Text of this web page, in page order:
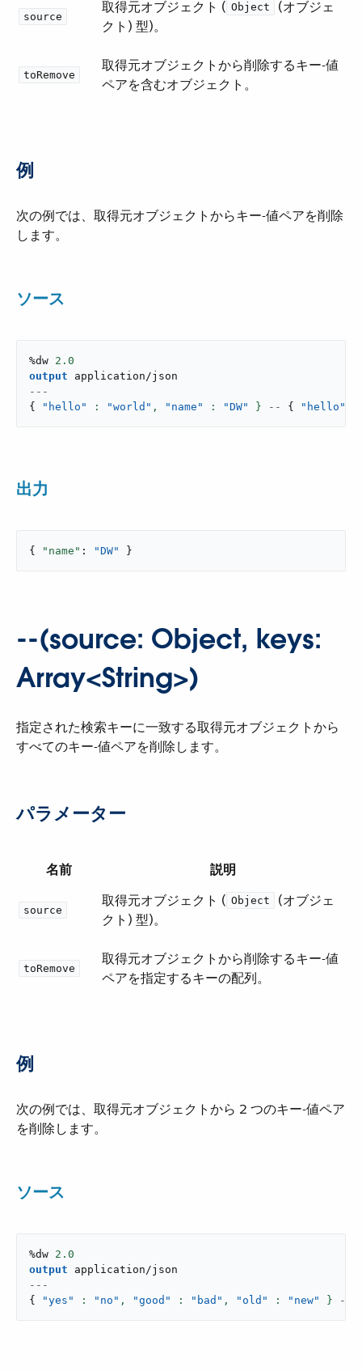
source
取得元オブジェクト (​ Object
​ (オブジェ
クト) 型)。
toRemove
取得元オブジェクトから削除するキー-値
ペアを含むオブジェクト。
例
次の例では、取得元オブジェクトからキー-値ペアを削除
します。
ソース
%dw 2.0
output
application/json
---
{
"hello" : "world" , "name" : "DW" } -- { "hello"
出力
{ "name" : "DW" }
--(source: Object, keys:
Array<String>)
指定された検索キーに一致する取得元オブジェクトから
すべてのキー-値ペアを削除します。
パラメーター
名前 説明
source
取得元オブジェクト (​ Object
​ (オブジェ
クト) 型)。
toRemove
取得元オブジェクトから削除するキー-値
ペアを指定するキーの配列。
例
次の例では、取得元オブジェクトから 2 つのキー-値ペア
を削除します。
ソース
%dw 2.0
output
application/json
---
{
"yes" : "no" , "good" : "bad" , "old" : "new" } --